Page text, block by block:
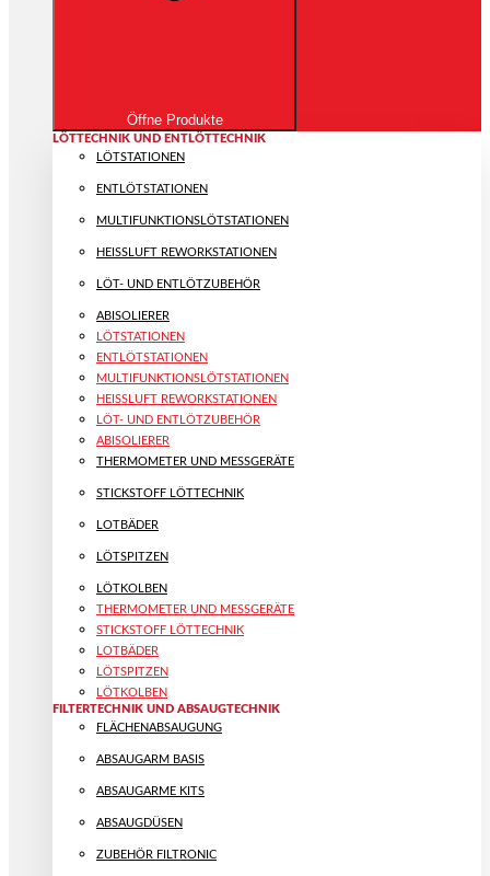
Öffne Produkte
LÖTTECHNIK UND ENTLÖTTECHNIK
LÖTSTATIONEN
ENTLÖTSTATIONEN
MULTIFUNKTIONS­LÖTSTATIONEN
HEISSLUFT REWORKSTATIONEN
LÖT- UND ENTLÖTZUBEHÖR
ABISOLIERER
LÖTSTATIONEN
ENTLÖTSTATIONEN
MULTIFUNKTIONS­LÖTSTATIONEN
HEISSLUFT REWORKSTATIONEN
LÖT- UND ENTLÖTZUBEHÖR
ABISOLIERER
THERMOMETER UND MESSGERÄTE
STICKSTOFF LÖTTECHNIK
LOTBÄDER
LÖTSPITZEN
LÖTKOLBEN
THERMOMETER UND MESSGERÄTE
STICKSTOFF LÖTTECHNIK
LOTBÄDER
LÖTSPITZEN
LÖTKOLBEN
FILTERTECHNIK UND ABSAUGTECHNIK
FLÄCHENABSAUGUNG
ABSAUGARM BASIS
ABSAUGARME KITS
ABSAUGDÜSEN
ZUBEHÖR FILTRONIC